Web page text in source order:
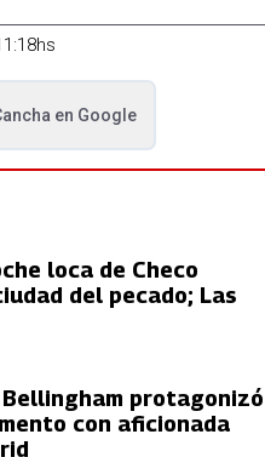
en Google
loca de Checo
del pecado; Las
Bellingham protagonizó
con aficionada